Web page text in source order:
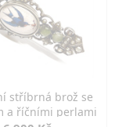
stříbrná brož se
a říčními perlami